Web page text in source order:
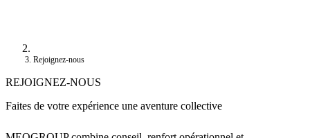
Rejoignez-nous
REJOIGNEZ-NOUS
Faites de votre expérience une aventure collective